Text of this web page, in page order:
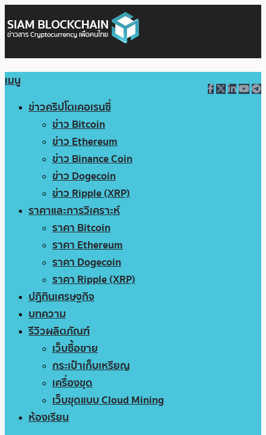
เมนู
ข่าวคริปโตเคอเรนซี่
ข่าว Bitcoin
ข่าว Ethereum
ข่าว Binance Coin
ข่าว Dogecoin
ข่าว Ripple (XRP)
ราคาและการวิเคราะห์
ราคา Bitcoin
ราคา Ethereum
ราคา Dogecoin
ราคา Ripple (XRP)
ปฏิทินเศรษฐกิจ
บทความ
รีวิวผลิตภัณฑ์
เว็บซื้อขาย
กระเป๋าเก็บเหรียญ
เครื่องขุด
เว็บขุดแบบ Cloud Mining
ห้องเรียน